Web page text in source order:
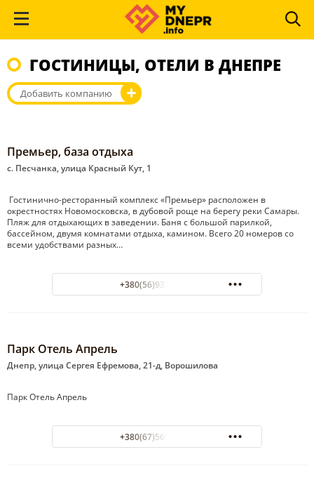
ГОСТИНИЦЫ, ОТЕЛИ В ДНЕПРЕ
Добавить компанию
Премьер, база отдыха
с. Песчанка, улица Красный Кут, 1
Гостинично-ресторанный комплекс «Премьер» расположен в
окрестностях Новомосковска, в дубовой роще на берегу реки Самары.
Пляж для отдыхающих в заведении. Баня с большой парилкой,
бассейном, двумя комнатами отдыха, камином. Всего 20 номеров со
всеми удобствами разных…
+380(56)937-51-13
Парк Отель Апрель
Днепр, улица Сергея Ефремова, 21-д, Ворошилова
Парк Отель Апрель
+380(67)565-02-71